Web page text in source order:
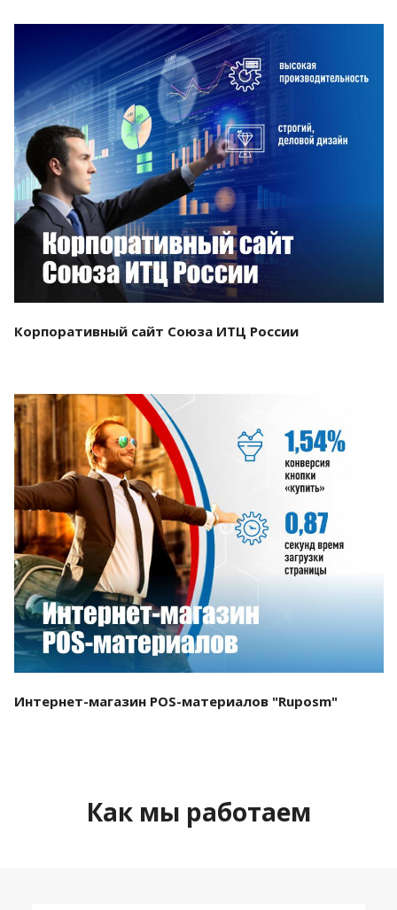
Смотреть проект
Корпоративный сайт Союза ИТЦ России
Смотреть проект
Интернет-магазин POS-материалов "Ruposm"
Как мы работаем